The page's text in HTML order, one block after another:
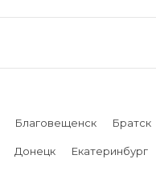
Благовещенск Братск
Донецк Екатеринбург